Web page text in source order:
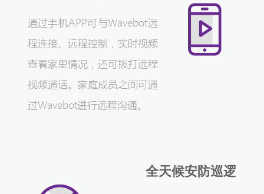
通过手机APP可与Wavebot远
程连接、远程控制，实时视频
查看家里情况，还可拨打远程
视频通话。家庭成员之间可通
过Wavebot进行远程沟通。
全天候安防巡逻